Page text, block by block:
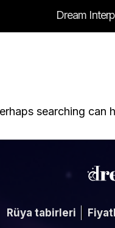
Dream
searching can
Rüya tabirleri